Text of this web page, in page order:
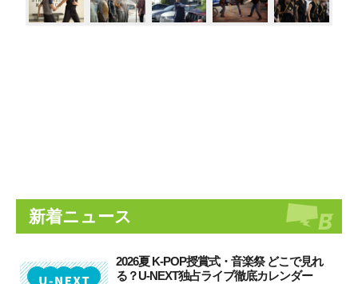
新着ニュース
2026夏 K-POP授賞式・音楽祭 どこで見れ
る？U-NEXT独占ライブ徹底カレンダー